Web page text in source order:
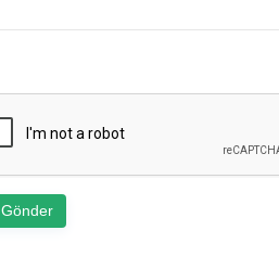
Gönder